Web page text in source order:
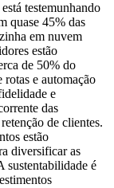
testemunhando
quase 45% das
em nuvem
estão
de 50% do
e automação
e
das
de clientes.
estão
diversificar as
sustentabilidade é